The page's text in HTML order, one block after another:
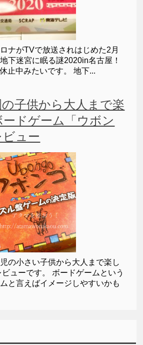
ナがTVで放送されはじめた2月
下迷宮に眠る謎2020in名古屋！
止中みたいです。 地下...
子供から大人まで楽
ードゲーム「ウボン
ビュー
の小さい子供から大人まで楽し
ューです。 ボードゲームという
と言えばイメージしやすいかも